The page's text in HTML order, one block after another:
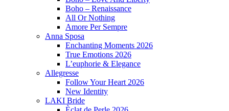
Boho – Renaissance
All Or Nothing
Amore Per Sempre
Anna Sposa
Enchanting Moments 2026
True Emotions 2026
L’euphorie & Elegance
Allegresse
Follow Your Heart 2026
New Identity
LAKI Bride